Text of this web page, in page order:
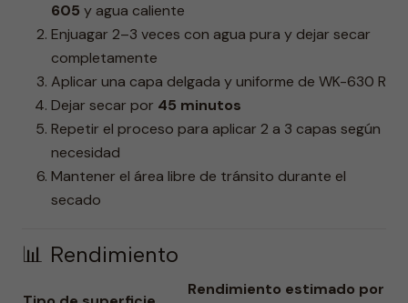
605 y agua caliente
Enjuagar 2–3 veces con agua pura y dejar secar
completamente
Aplicar una capa delgada y uniforme de WK-630 R
Dejar secar por 45 minutos
Repetir el proceso para aplicar 2 a 3 capas según
necesidad
Mantener el área libre de tránsito durante el
secado
📊 Rendimiento
Rendimiento estimado por